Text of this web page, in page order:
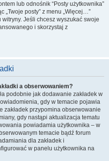
lub odnośnik “Posty użytkownika”
„Twoje posty” z menu „Więcej…”
Jeśli chcesz wyszukać swoje
i skorzystaj z
a obserwowaniem?
podobnie jak dodawanie zakładek w
gdy w temacie pojawia
zakładek przypomina obserwowanie
gdy nastąpi aktualizacja tematu
powiadamia użytkownika – w
temacie bądź forum
dla zakładek i
w panelu użytkownika na